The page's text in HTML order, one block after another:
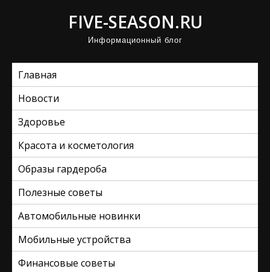
FIVE-SEASON.RU
Информационный блог
Главная
Новости
Здоровье
Красота и косметология
Образы гардероба
Полезные советы
Автомобильные новинки
Мобильные устройства
Финансовые советы